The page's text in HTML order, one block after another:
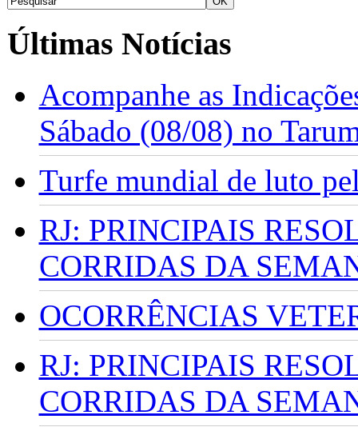
Últimas Notícias
Acompanhe as
Sábado (08/08) no
Turfe mundial de luto
RJ: PRINCIPAIS
CORRIDAS DA
OCORRÊNCIAS
RJ: PRINCIPAIS
CORRIDAS DA